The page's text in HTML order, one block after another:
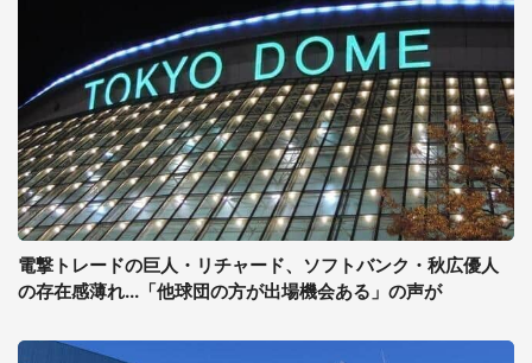
電撃トレードの巨人・リチャード、ソフトバンク・秋広優人
の存在感薄れ...「他球団の方が出場機会ある」の声が